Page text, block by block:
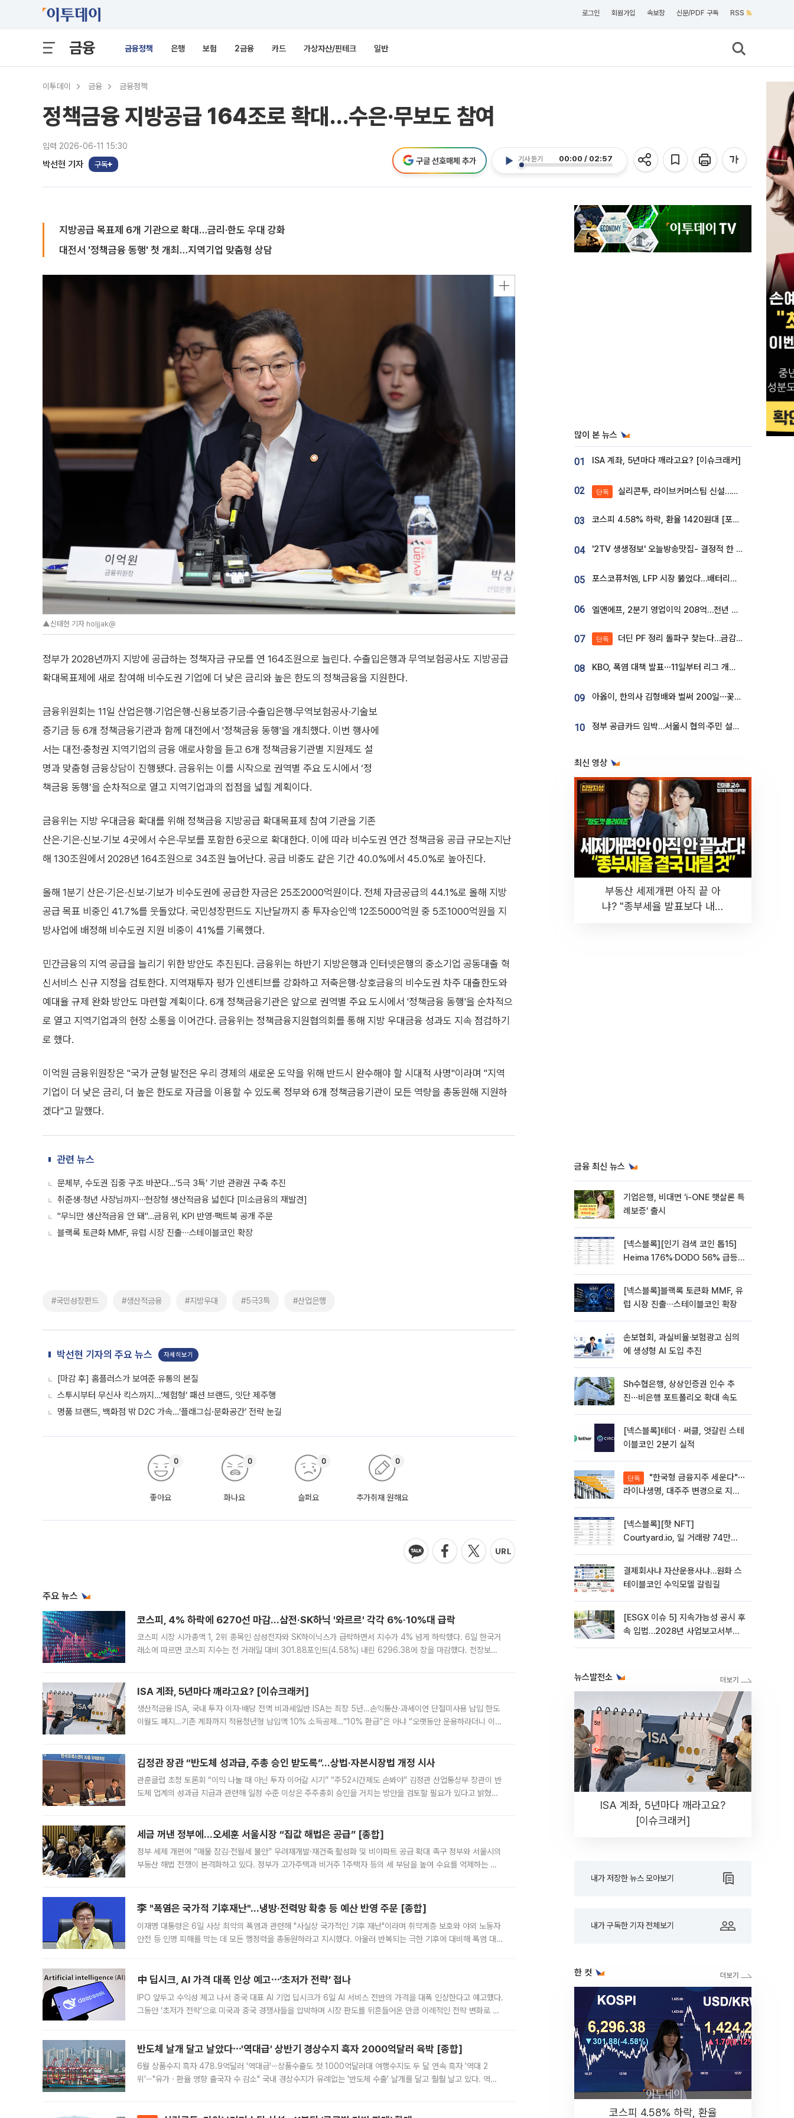
로그인 회원가입 속보창 신문/PDF 구독 RSS
금융 금융정책 은행 보험 2금융 카드 가상자산/핀테크 일반
이투데이 금융 금융정책
정책금융 지방공급 164조로 확대…수은·무보도 참여
입력 2026-06-11 15:30
박선현 기자 구독
기사 듣기 00:00 / 02:57
구글 선호매체 추가
지방공급 목표제 6개 기관으로 확대…금리·한도 우대 강화
대전서 '정책금융 동행' 첫 개최…지역기업 맞춤형 상담
▲신태현 기자 holjjak@
정부가 2028년까지 지방에 공급하는 정책자금 규모를 연 164조원으로 늘린다. 수출입은행과 무역보험공사도 지방공급
확대목표제에 새로 참여해 비수도권 기업에 더 낮은 금리와 높은 한도의 정책금융을 지원한다.
금융위원회는 11일 산업은행·기업은행·신용보증기금·수출입은행·무역보험공사·기술보
증기금 등 6개 정책금융기관과 함께 대전에서 '정책금융 동행'을 개최했다. 이번 행사에
서는 대전·충청권 지역기업의 금융 애로사항을 듣고 6개 정책금융기관별 지원제도 설
명과 맞춤형 금융상담이 진행됐다. 금융위는 이를 시작으로 권역별 주요 도시에서 ‘정
책금융 동행’을 순차적으로 열고 지역기업과의 접점을 넓힐 계획이다.
금융위는 지방 우대금융 확대를 위해 정책금융 지방공급 확대목표제 참여 기관을 기존
산은·기은·신보·기보 4곳에서 수은·무보를 포함한 6곳으로 확대한다. 이에 따라 비수도권 연간 정책금융 공급 규모는지난
해 130조원에서 2028년 164조원으로 34조원 늘어난다. 공급 비중도 같은 기간 40.0%에서 45.0%로 높아진다.
올해 1분기 산은·기은·신보·기보가 비수도권에 공급한 자금은 25조2000억원이다. 전체 자금공급의 44.1%로 올해 지방
공급 목표 비중인 41.7%를 웃돌았다. 국민성장펀드도 지난달까지 총 투자승인액 12조5000억원 중 5조1000억원을 지
방사업에 배정해 비수도권 지원 비중이 41%를 기록했다.
민간금융의 지역 공급을 늘리기 위한 방안도 추진된다. 금융위는 하반기 지방은행과 인터넷은행의 중소기업 공동대출 혁
신서비스 신규 지정을 검토한다. 지역재투자 평가 인센티브를 강화하고 저축은행·상호금융의 비수도권 차주 대출한도와
예대율 규제 완화 방안도 마련할 계획이다. 6개 정책금융기관은 앞으로 권역별 주요 도시에서 '정책금융 동행'을 순차적으
로 열고 지역기업과의 현장 소통을 이어간다. 금융위는 정책금융지원협의회를 통해 지방 우대금융 성과도 지속 점검하기
로 했다.
이억원 금융위원장은 "국가 균형 발전은 우리 경제의 새로운 도약을 위해 반드시 완수해야 할 시대적 사명"이라며 "지역
기업이 더 낮은 금리, 더 높은 한도로 자금을 이용할 수 있도록 정부와 6개 정책금융기관이 모든 역량을 총동원해 지원하
겠다"고 말했다.
관련 뉴스
문체부, 수도권 집중 구조 바꾼다…‘5극 3특’ 기반 관광권 구축 추진
취준생·청년 사장님까지⋯현장형 생산적금융 넓힌다 [미소금융의 재발견]
"무늬만 생산적금융 안 돼"…금융위, KPI 반영·팩트북 공개 주문
블랙록 토큰화 MMF, 유럽 시장 진출∙∙∙스테이블코인 확장
#국민성장펀드 #생산적금융 #지방우대 #5극3특 #산업은행
박선현 기자의 주요 뉴스 자세히보기
[마감 후] 홈플러스가 보여준 유통의 본질
스투시부터 무신사 킥스까지…‘체험형’ 패션 브랜드, 잇단 제주행
명품 브랜드, 백화점 밖 D2C 가속…‘플래그십·문화공간’ 전략 눈길
좋아요
0
화나요
0
슬퍼요
0
추가취재 원해요
0
주요 뉴스
코스피, 4% 하락에 6270선 마감…삼전·SK하닉 '와르르' 각각 6%·10%대 급락
코스피 시장 시가총액 1, 2위 종목인 삼성전자와 SK하이닉스가 급락하면서 지수가 4% 넘게 하락했다. 6일 한국거
래소에 따르면 코스피 지수는 전 거래일 대비 301.88포인트(4.58%) 내린 6296.38에 장을 마감했다. 전장보다
ISA 계좌, 5년마다 깨라고요? [이슈크래커]
생산적금융 ISA, 국내 투자 이자·배당 전액 비과세일반 ISA는 최장 5년…손익통산·과세이연 단절미사용 납입 한도
이월도 폐지…기존 계좌까지 적용청년형 납입액 10% 소득공제…“10% 환급”은 아냐 “오랫동안 운용하라더니 이제
김정관 장관 “반도체 성과급, 주총 승인 받도록”…상법·자본시장법 개정 시사
관훈클럽 초청 토론회 “이익 나눌 때 아닌 투자 이어갈 시기” “주52시간제도 손봐야” 김정관 산업통상부 장관이 반
도체 업계의 성과급 지급과 관련해 일정 수준 이상은 주주총회 승인을 거치는 방안을 검토할 필요가 있다고 밝혔다.
세금 꺼낸 정부에…오세훈 서울시장 “집값 해법은 공급” [종합]
정부 세제 개편에 “매물 잠김·전월세 불안” 우려재개발·재건축 활성화 및 비아파트 공급 확대 촉구 정부와 서울시의
부동산 해법 전쟁이 본격화하고 있다. 정부가 고가주택과 비거주 1주택자 등의 세 부담을 높여 수요를 억제하는 카
李 "폭염은 국가적 기후재난"…냉방·전력망 확충 등 예산 반영 주문 [종합]
이재명 대통령은 6일 사상 최악의 폭염과 관련해 "사실상 국가적인 기후 재난"이라며 취약계층 보호와 야외 노동자
안전 등 인명 피해를 막는 데 모든 행정력을 총동원하라고 지시했다. 아울러 반복되는 극한 기후에 대비해 폭염 대응
中 딥시크, AI 가격 대폭 인상 예고⋯‘초저가 전략’ 접나
IPO 앞두고 수익성 제고 나서 중국 대표 AI 기업 딥시크가 6일 AI 서비스 전반의 가격을 대폭 인상한다고 예고했다.
그동안 ‘초저가 전략’으로 미국과 중국 경쟁사들을 압박하며 시장 판도를 뒤흔들어온 만큼 이례적인 전략 변화로 평
반도체 날개 달고 날았다⋯'역대급' 상반기 경상수지 흑자 2000억달러 육박 [종합]
6월 상품수지 흑자 478.9억달러 '역대급'⋯상품수출도 첫 1000억달러대 여행수지도 두 달 연속 흑자 '역대 2
위'⋯"유가ㆍ환율 영향 출국자 수 감소" 국내 경상수지가 유례없는 '반도체 수출' 날개를 달고 훨훨 날고 있다. 역대
많이 본 뉴스
01 ISA 계좌, 5년마다 깨라고요? [이슈크래커]
02 단독 실리콘투, 라이브커머스팀 신설…K뷰티 ‘글로벌 판매망’ 확대[K뷰티 라방戰]
03 코스피 4.58% 하락, 환율 1420원대 [포토]
04 '2TV 생생정보' 오늘방송맛집- 결정적 한 수, 3종 메밀면! 메밀 소바 맛집 '의○○○○'
05 포스코퓨처엠, LFP 시장 뚫었다…배터리사와 대규모 장기 공급 합의
06 엘앤에프, 2분기 영업이익 208억…전년 比 흑자전환
07 단독 더딘 PF 정리 돌파구 찾는다…금감원, 1년 반 만에 매각설명회 재개
08 KBO, 폭염 대책 발표⋯11일부터 리그 개시ㆍ경기 오후 7시 시작
09 아옳이, 한의사 김형배와 벌써 200일⋯꽃다발 들고 "프러포즈 아냐"
10 정부 공급카드 임박…서울시 협의·주민 설득이 성패 가른다 [부동산 해법 전쟁]
최신 영상
부동산 세제개편 아직 끝 아
냐? "종부세율 발표보다 내릴
금융 최신 뉴스
기업은행, 비대면 ‘i-ONE 햇살론 특
례보증’ 출시
[넥스블록][인기 검색 코인 톱15]
Heima 176%·DODO 56% 급등…
[넥스블록]블랙록 토큰화 MMF, 유
럽 시장 진출∙∙∙스테이블코인 확장
손보협회, 과실비율·보험광고 심의
에 생성형 AI 도입 추진
Sh수협은행, 상상인증권 인수 추
진⋯비은행 포트폴리오 확대 속도
[넥스블록]테더ㆍ써클, 엇갈린 스테
이블코인 2분기 실적
단독
라이나생명, 대주주 변경으로 지주
[넥스블록][핫 NFT]
Courtyard.io, 일 거래량 74만
결제회사냐 자산운용사냐…원화 스
테이블코인 수익모델 갈림길
[ESGX 이슈 5] 지속가능성 공시 후
속 입법…2028년 사업보고서부터
뉴스발전소
ISA 계좌, 5년마다 깨라고요?
[이슈크래커]
내가 저장한 뉴스 모아보기
내가 구독한 기자 전체보기
한 컷
코스피 4.58% 하락, 환율